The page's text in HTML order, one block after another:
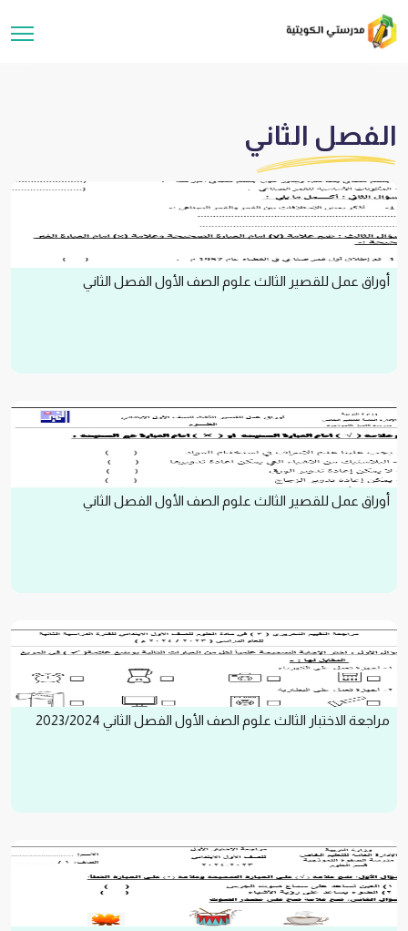
الفصل الثاني
أوراق عمل للقصير الثالث علوم الصف الأول الفصل الثاني
أوراق عمل للقصير الثالث علوم الصف الأول الفصل الثاني
مراجعة الاختبار الثالث علوم الصف الأول الفصل الثاني 2023/2024